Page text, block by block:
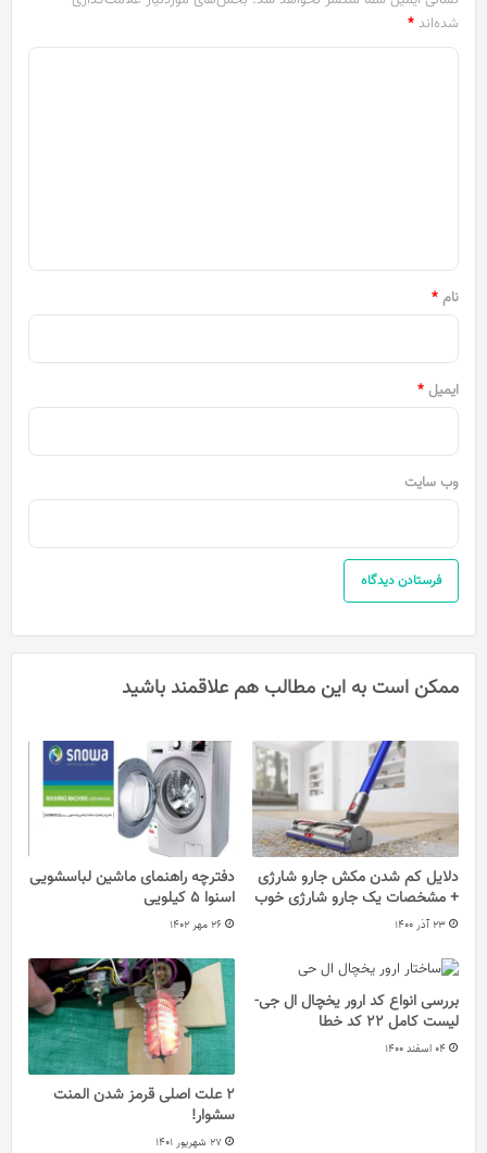
شده‌اند *
نام *
ایمیل *
وب‌ سایت
ممکن است به این مطالب هم علاقمند باشید
دلایل کم شدن مکش جارو شارژی
+ مشخصات یک جارو شارژی خوب
23 آذر 1400
دفترچه راهنمای ماشین لباسشویی
اسنوا 5 کیلویی
26 مهر 1402
بررسی انواع کد ارور یخچال ال جی-
لیست کامل 22 کد خطا
04 اسفند 1400
2 علت اصلی قرمز شدن المنت
سشوار!
27 شهریور 1401